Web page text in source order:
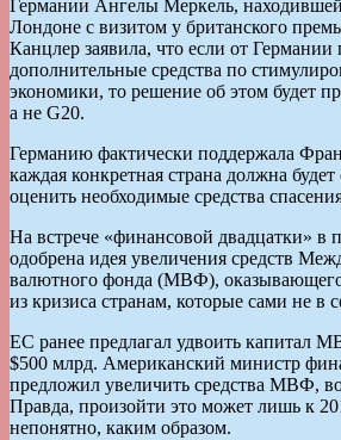
Германии Ангелы Меркель,
Лондоне с визитом у британского
Канцлер заявила, что если от Германии
дополнительные средства по
экономики, то решение об этом будет
а не G20.
Германию фактически поддержала
каждая конкретная страна должна будет
оценить необходимые средства
На встрече «финансовой двадцатки» в
одобрена идея увеличения средств
валютного фонда (МВФ),
из кризиса странам, которые сами не в
ЕС ранее предлагал удвоить капитал
$500 млрд. Американский министр
предложил увеличить средства МВФ,
Правда, произойти это может лишь к
непонятно, каким образом.